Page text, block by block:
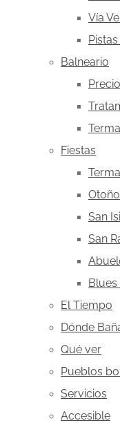
Vía
Balneario
Fiestas
San
San
Blues
El Tiempo
Dónde
Qué ver
Pueblos
Servicios
Accesible